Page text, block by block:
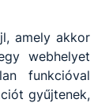
kaposvar.hu
amely akkor
webhelyet
funkcióval
gyűjtenek,